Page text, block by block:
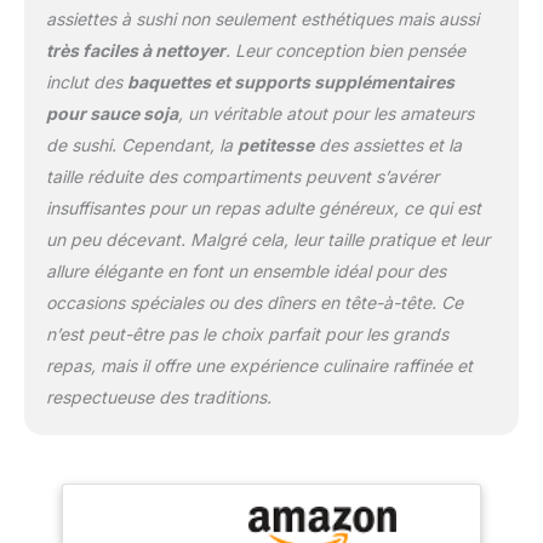
pratique à utiliser
utile et fiable : l'ensemble
de plats à sushis adopte
un matériau en
mélamine, fiable de
qualité, robuste et solide,
ne se décolore pas
facilement, ne rouille pas
et ne se casse pas, vous
pouvez les utiliser en
toute confiance, peut
longue période
Apparence lisse et fond
antidérapant : les
encastré, antidérapant et
assiettes à sushi non seulement esthétiques mais aussi
très faciles à nettoyer. Leur conception bien pensée
inclut des baquettes et supports supplémentaires
pour sauce soja, un véritable atout pour les amateurs
de sushi. Cependant, la petitessedes assiettes et la
taille réduite des compartiments peuvent s’avérer
insuffisantes pour un repas adulte généreux, ce qui est
un peu décevant. Malgré cela, leur taille pratique et leur
allure élégante en font un ensemble idéal pour des
occasions spéciales ou des dîners en tête-à-tête. Ce
n’est peut-être pas le choix parfait pour les grands
repas, mais il offre une expérience culinaire raffinée et
respectueuse des traditions.